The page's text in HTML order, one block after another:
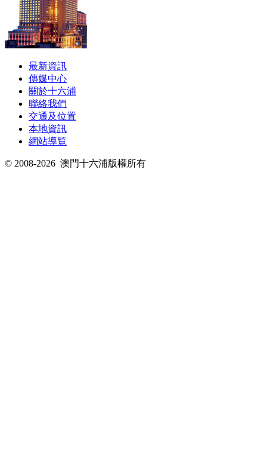
最新資訊
傳媒中心
關於十六浦
聯絡我們
交通及位置
本地資訊
網站導覧
© 2008-2026 澳門十六浦版權所有